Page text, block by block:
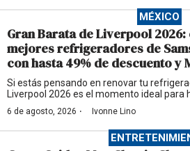
MÉXICO
Gran Barata de Liverpool
mejores refrigeradores de
con hasta 49% de descuento y
Si estás pensando en renovar tu
Liverpool 2026 es el momento ideal para
6 de agosto, 2026 · Ivonne Lino